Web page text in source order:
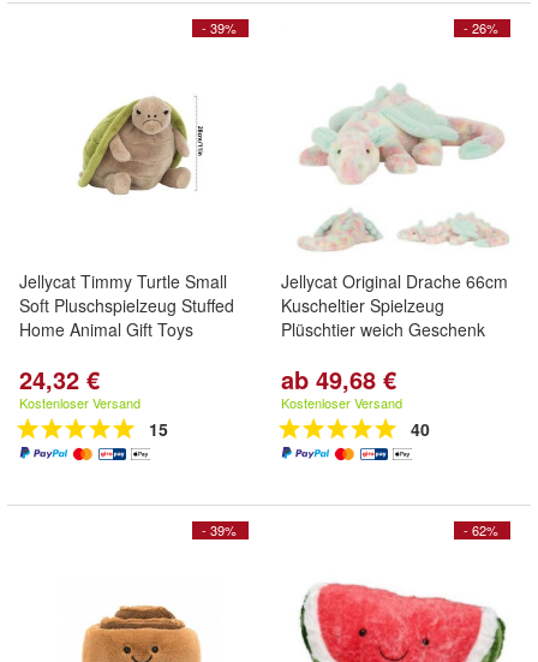
- 39%
Jellycat Timmy Turtle Small
Soft Pluschspielzeug Stuffed
Home Animal Gift Toys
24,32 €
Kostenloser Versand
15
- 26%
Jellycat Original Drache 66cm
Kuscheltier Spielzeug
Plüschtier weich Geschenk
ab 49,68 €
Kostenloser Versand
40
- 39% - 62%